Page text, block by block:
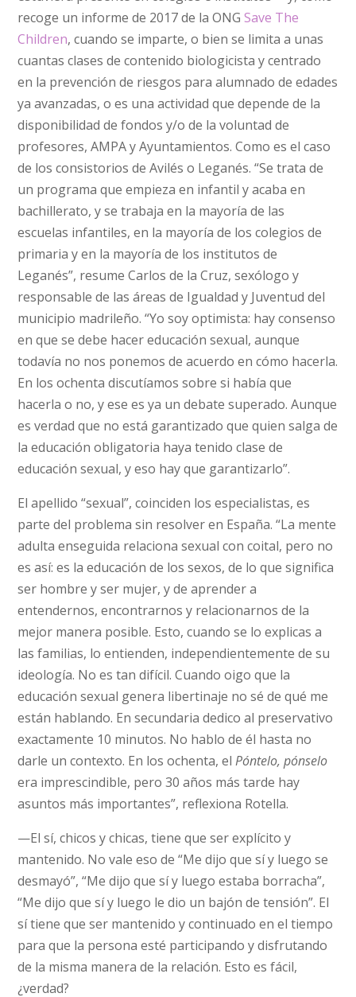
recoge un informe de 2017 de la ONGSave The
Children, cuando se imparte, o bien se limita a unas
cuantas clases de contenido biologicista y centrado
en la prevención de riesgos para alumnado de edades
ya avanzadas, o es una actividad que depende de la
disponibilidad de fondos y/o de la voluntad de
profesores, AMPA y Ayuntamientos. Como es el caso
de los consistorios de Avilés o Leganés. “Se trata de
un programa que empieza en infantil y acaba en
bachillerato, y se trabaja en la mayoría de las
escuelas infantiles, en la mayoría de los colegios de
primaria y en la mayoría de los institutos de
Leganés”, resume Carlos de la Cruz, sexólogo y
responsable de las áreas de Igualdad y Juventud del
municipio madrileño. “Yo soy optimista: hay consenso
en que se debe hacer educación sexual, aunque
todavía no nos ponemos de acuerdo en cómo hacerla.
En los ochenta discutíamos sobre si había que
hacerla o no, y ese es ya un debate superado. Aunque
es verdad que no está garantizado que quien salga de
la educación obligatoria haya tenido clase de
educación sexual, y eso hay que garantizarlo”.
El apellido “sexual”, coinciden los especialistas, es
parte del problema sin resolver en España. “La mente
adulta enseguida relaciona sexual con coital, pero no
es así: es la educación de los sexos, de lo que significa
ser hombre y ser mujer, y de aprender a
entendernos, encontrarnos y relacionarnos de la
mejor manera posible. Esto, cuando se lo explicas a
las familias, lo entienden, independientemente de su
ideología. No es tan difícil. Cuando oigo que la
educación sexual genera libertinaje no sé de qué me
están hablando. En secundaria dedico al preservativo
exactamente 10 minutos. No hablo de él hasta no
darle un contexto. En los ochenta, elPóntelo, pónselo
era imprescindible, pero 30 años más tarde hay
asuntos más importantes”, reflexiona Rotella.
—El sí, chicos y chicas, tiene que ser explícito y
mantenido. No vale eso de “Me dijo que sí y luego se
desmayó”, “Me dijo que sí y luego estaba borracha”,
“Me dijo que sí y luego le dio un bajón de tensión”. El
sí tiene que ser mantenido y continuado en el tiempo
para que la persona esté participando y disfrutando
de la misma manera de la relación. Esto es fácil,
¿verdad?